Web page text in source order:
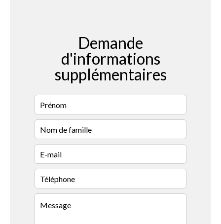
Demande
d'informations
supplémentaires